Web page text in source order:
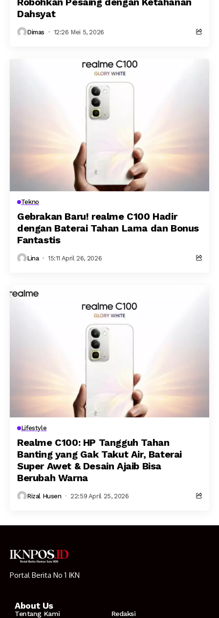
Dahsyat
Dimas 12:26 Mei 5, 2026
Tekno
Gebrakan Baru! realme C100 Hadir
dengan Baterai Tahan Lama dan Bonus
Fantastis
Lina 15:11 April 26, 2026
Lifestyle
Realme C100: HP Tangguh Tahan
Banting yang Gak Takut Air, Baterai
Super Awet & Desain Ajaib Bisa
Berubah Warna
Rizal Husen 22:59 April 25, 2026
Portal Berita No 1 IKN
About Us
Tentang Kami Redaksi